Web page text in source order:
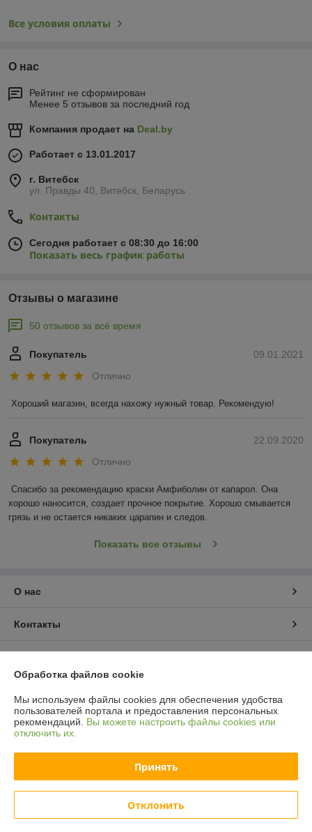
Все условия оплаты
О нас
Рейтинг не сформирован
Менее 5 отзывов за последний год
Компания продает на Deal.by
Работает с 13.01.2017
г. Витебск
ул. Правды 40, Витебск, Беларусь
Контакты
Сегодня работает с 08:30 до 16:00
Показать весь график работы
Отзывы о магазине
50 отзывов за всё время
09.01.2021
Покупатель
Отлично
Хороший магазин, всегда нахожу нужный товар. Рекомендую!
22.09.2020
Покупатель
Отлично
Спасибо за рекомендацию краски Амфиболин от капарол. Она
хорошо наносится, создает прочное покрытие. Хорошо смывается
грязь и не остается никаких царапин и следов.
Показать все отзывы
О нас
Контакты
Полная версия сайта
Политика обработки cookies
Сайт создан на платформе Deal.by
Обработка файлов cookie
Мы используем файлы cookies для обеспечения удобства
пользователей портала и предоставления персональных
рекомендаций. Вы можете настроить файлы cookies или
отключить их.
Принять
Отклонить